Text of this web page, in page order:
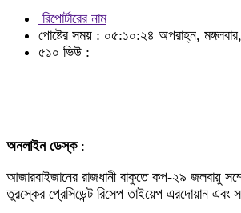
রিপোর্টারের নাম
পোষ্টের সময় : ০৫:১০:২৪ অপরাহ্ন,
৫১০ ভিউ :
অনলাইন ডেস্ক:
আজারবাইজানের রাজধানী বাকুতে কপ-২৯ জলবায়ু
তুরস্কের প্রেসিডেন্ট রিসেপ তাইয়েপ এরদোয়ান এবং